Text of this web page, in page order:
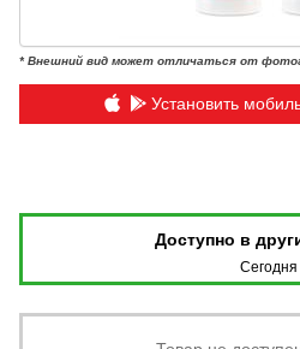
* Внешний вид может отличаться от
Установить
Доступно в
Сегодня